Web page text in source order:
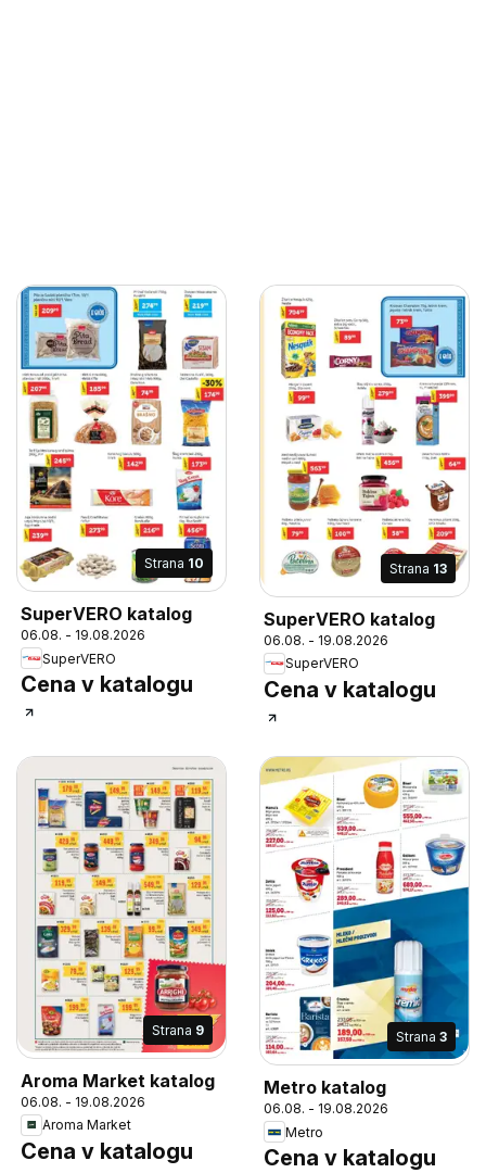
Strana 10
SuperVERO katalog
06.08. - 19.08.2026
SuperVERO
Cena v katalogu
Strana 13
SuperVERO katalog
06.08. - 19.08.2026
SuperVERO
Cena v katalogu
Strana 9
Aroma Market katalog
06.08. - 19.08.2026
Aroma Market
Cena v katalogu
Strana 3
Metro katalog
06.08. - 19.08.2026
Metro
Cena v katalogu